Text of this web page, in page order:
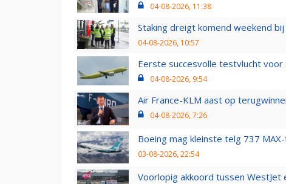
04-08-2026, 11:38
Staking dreigt komend weekend
04-08-2026, 10:57
Eerste succesvolle testvlucht
04-08-2026, 9:54
Air France-KLM aast op
04-08-2026, 7:26
Boeing mag kleinste telg 737
03-08-2026, 22:54
Voorlopig akkoord tussen WestJet